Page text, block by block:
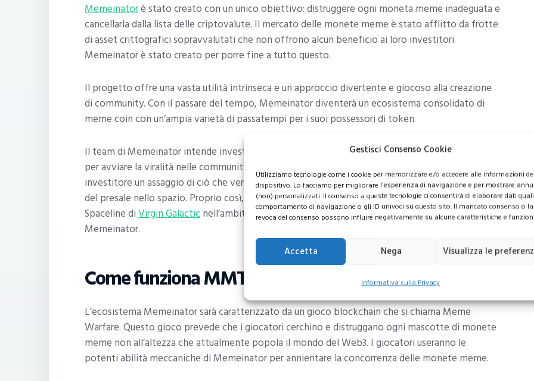
Gestisci Consenso Cookie
Utilizziamo tecnologie come i cookie per memorizzare e/o accedere alle informazioni
dispositivo. Lo facciamo per migliorare l'esperienza di navigazione e per mostrare
(non) personalizzati. Il consenso a queste tecnologie ci consentirà di elaborare dati
comportamento di navigazione o gli ID univoci su questo sito. Il mancato consenso o la
revoca del consenso possono influire negativamente su alcune caratteristiche e
Accetta Nega Visualizza le
Informativa sulla Privacy
Memeinatorè stato creato con un unico obiettivo: distruggere ogni moneta meme inadeguata e
cancellarla dalla lista delle criptovalute. Il mercato delle monete meme è stato afflitto da frotte
di asset crittografici sopravvalutati che non offrono alcun beneficio ai loro investitori.
Memeinator è stato creato per porre fine a tutto questo.
Il progetto offre una vasta utilità intrinseca e un approccio divertente e giocoso alla creazione
di community. Con il passare del tempo, Memeinator diventerà un ecosistema consolidato di
meme coin con un’ampia varietà di passatempi per i suoi possessori di token.
Il team di Memeinator intende investire molto nel processo di marketing delle monete meme
per avviare la viralità nelle community online di criptovalute. Per dare a ogni potenziale
investitore un assaggio di ciò che verrà, il team di Memeinator invierà un fortunato partecipante
del presale nello spazio. Proprio così, un fortunato vincitore riceverà un viaggio gratuito sulla
Spaceline diVirgin Galacticnell’ambito delle prime iniziative di community-building di
Memeinator.
Come funziona MMTR?
L’ecosistema Memeinator sarà caratterizzato da un gioco blockchain che si chiama Meme
Warfare. Questo gioco prevede che i giocatori cerchino e distruggano ogni mascotte di monete
meme non all’altezza che attualmente popola il mondo del Web3. I giocatori useranno le
potenti abilità meccaniche di Memeinator per annientare la concorrenza delle monete meme.